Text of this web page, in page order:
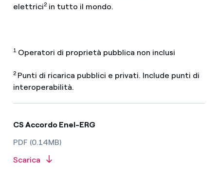
elettrici2in tutto il mondo.
1 Operatori di proprietà pubblica non inclusi
2 Punti di ricarica pubblici e privati. Include punti di
interoperabilità.
CS Accordo Enel-ERG
PDF (0.14MB)
Scarica